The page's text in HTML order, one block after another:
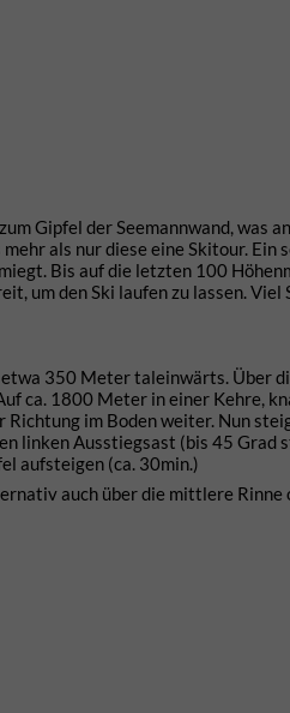
Gipfel der Seemannwand, was
als nur diese eine Skitour. Ein
Bis auf die letzten 100
um den Ski laufen zu lassen. Viel
350 Meter taleinwärts. Über
ca. 1800 Meter in einer Kehre,
im Boden weiter. Nun
linken Ausstiegsast (bis 45 Grad
aufsteigen (ca. 30min.)
auch über die mittlere Rinne